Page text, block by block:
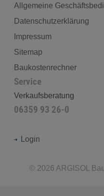
Allgemeine
Datenschutzerklärung
Impressum
Sitemap
Baukostenrechner
Service
Verkaufsberatung
06359 93 26-0
Login
© 2026 ARGISOL